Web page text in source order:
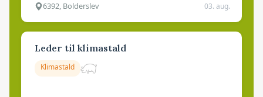
6392, Bolderslev 03. aug.
Leder til klimastald
Klimastald